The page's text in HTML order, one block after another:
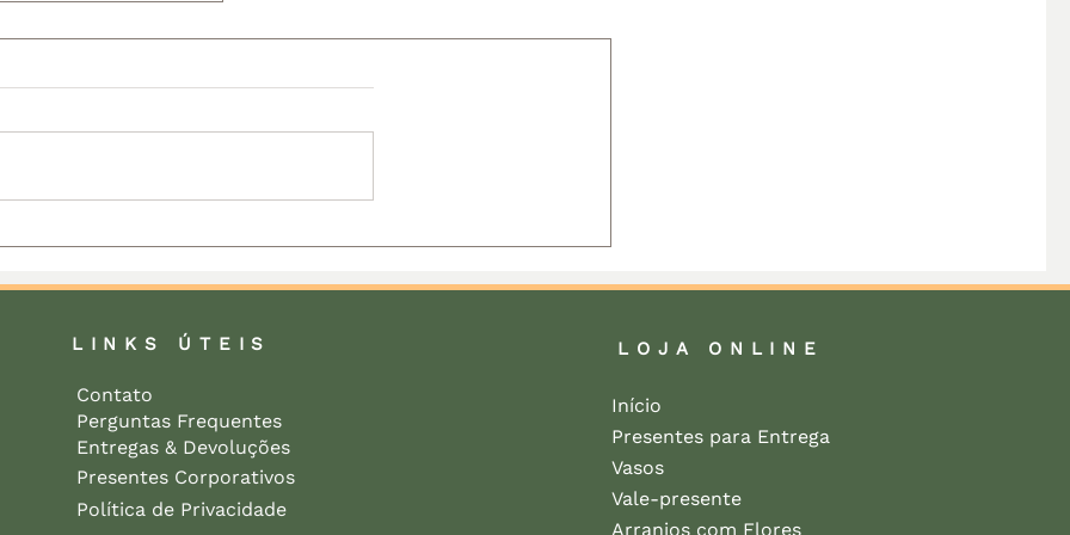
LINKS ÚTEIS
Contato
Perguntas Frequentes
Entregas & Devoluções
Presentes Corporativos
Política de Privacidade
LOJA ONLINE
Início
Presentes para Entrega
Vasos
Vale-presente
Arranjos com Flores